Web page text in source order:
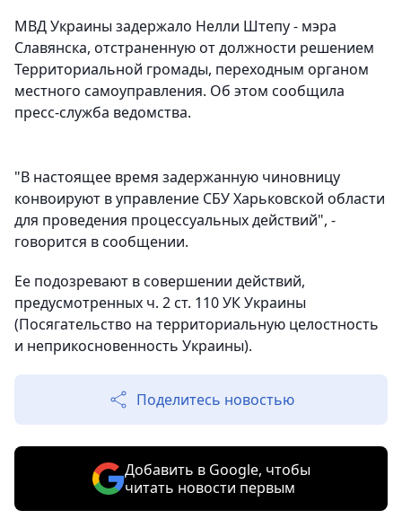
МВД Украины задержало Нелли Штепу - мэра
Славянска, отстраненную от должности решением
Территориальной громады, переходным органом
местного самоуправления. Об этом сообщила
пресс-служба ведомства.
"В настоящее время задержанную чиновницу
конвоируют в управление СБУ Харьковской области
для проведения процессуальных действий", -
говорится в сообщении.
Ее подозревают в совершении действий,
предусмотренных ч. 2 ст. 110 УК Украины
(Посягательство на территориальную целостность
и неприкосновенность Украины).
Поделитесь новостью
Добавить в Google, чтобы
читать новости первым